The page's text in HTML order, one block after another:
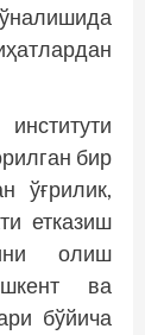
бир
ўғрилик,
етказиш
олиш
ва
бўйича